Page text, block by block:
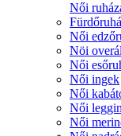
Női
Női
Nöi
Női
Női ingek
Női
Női
Női